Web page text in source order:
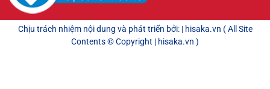
Chịu trách nhiệm nội dung và phát triển bởi: | hisaka.vn ( All Site
Contents © Copyright | hisaka.vn )